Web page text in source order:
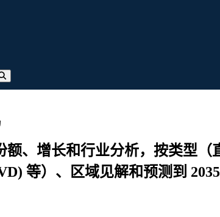
额、增长和行业分析，按类型
等）、区域见解和预测到